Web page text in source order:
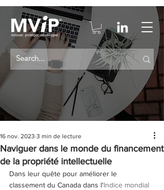
Naviguer dans le monde du financement
de la propriété intellectuelle
16 nov. 2023 3 min de lecture
Dans leur quête pour améliorer le
classement du Canada dans l'Indice mondial